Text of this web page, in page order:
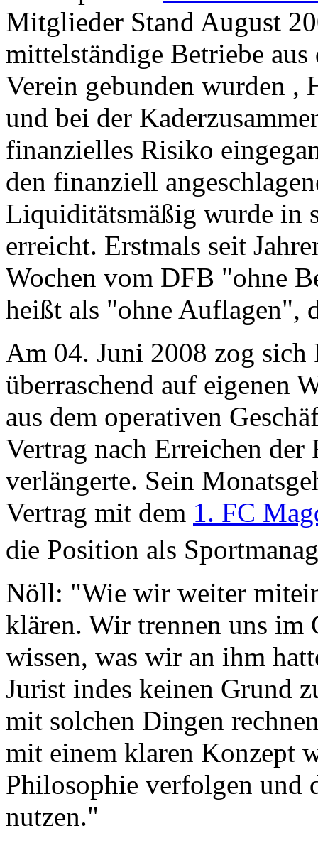
Mitglieder Stand August
mittelständige Betriebe
Verein gebunden wurden ,
und bei der
finanzielles Risiko
den finanziell
Liquiditätsmäßig wurde in
erreicht. Erstmals seit
Wochen vom DFB "ohne
heißt als "ohne Auflagen",
Am 04. Juni 2008 zog sich
überraschend auf eigenen
aus dem operativen
Vertrag nach Erreichen
verlängerte. Sein
Vertrag mit dem 1. FC
die Position als
Nöll: "Wie wir weiter
klären. Wir trennen uns im
wissen, was wir an ihm
Jurist indes keinen Grund
mit solchen Dingen
mit einem klaren Konzept
Philosophie verfolgen und
nutzen."